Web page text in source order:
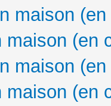
maison
maison (en
maison
maison (en